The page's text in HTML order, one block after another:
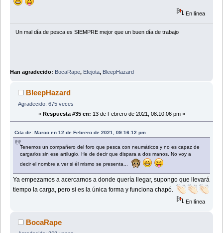
En línea
Un mal día de pesca es SIEMPRE mejor que un buen dí­a de trabajo
Han agradecido: BocaRape, Efejota, BleepHazard
BleepHazard
Agradecido: 675 veces
« Respuesta #35 en: 13 de Febrero de 2021, 08:10:06 pm »
Cita de: Marco en 12 de Febrero de 2021, 09:16:12 pm
Tenemos un compañero del foro que pesca con neumáticos y no es capaz de
cargarlos sin ese artilugio. He de decir que dispara a dos manos. No voy a
decir el nombre a ver si él mismo se presenta...
Ya empezamos a acercarnos a donde quería llegar, supongo que llevará
tiempo la carga, pero si es la única forma y funciona chapó.
En línea
BocaRape